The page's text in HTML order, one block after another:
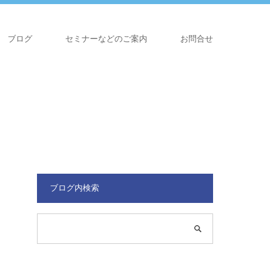
ブログ セミナーなどのご案内 お問合せ
ブログ内検索